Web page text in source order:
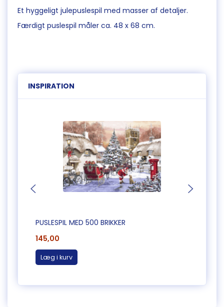
Et hyggeligt julepuslespil med masser af detaljer.
Færdigt puslespil måler ca. 48 x 68 cm.
INSPIRATION
PUSLESPIL MED 500 BRIKKER
145,00
Læg i kurv